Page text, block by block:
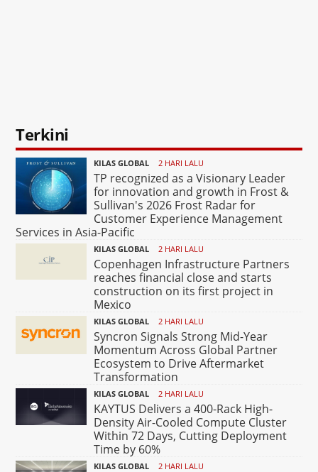
Terkini
KILAS GLOBAL 2 HARI LALU
TP recognized as a Visionary Leader
for innovation and growth in Frost &
Sullivan's 2026 Frost Radar for
Customer Experience Management
Services in Asia-Pacific
KILAS GLOBAL 2 HARI LALU
Copenhagen Infrastructure Partners
reaches financial close and starts
construction on its first project in
Mexico
KILAS GLOBAL 2 HARI LALU
Syncron Signals Strong Mid-Year
Momentum Across Global Partner
Ecosystem to Drive Aftermarket
Transformation
KILAS GLOBAL 2 HARI LALU
KAYTUS Delivers a 400-Rack High-
Density Air-Cooled Compute Cluster
Within 72 Days, Cutting Deployment
Time by 60%
KILAS GLOBAL 2 HARI LALU